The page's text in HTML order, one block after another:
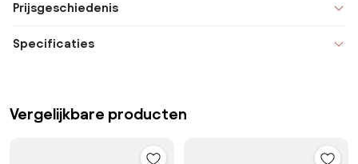
Prijsgeschiedenis
Specificaties
Vergelijkbare producten